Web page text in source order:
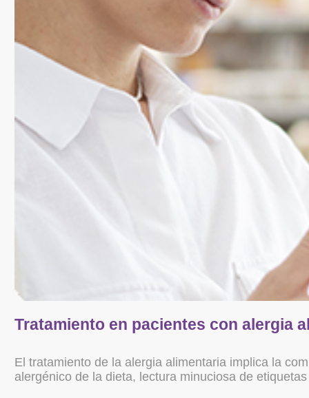
Tratamiento en pacientes con alergia
El tratamiento de la alergia alimentaria implica la
alergénico de la dieta, lectura minuciosa de